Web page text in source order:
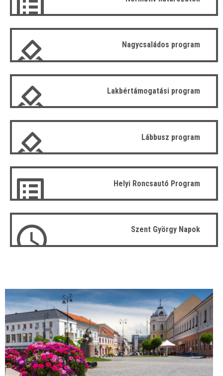
Nagycsaládos program
Lakbértámogatási program
Lábbusz program
Helyi Roncsautó Program
Szent György Napok